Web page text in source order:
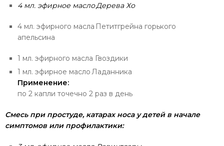
4 мл. эфирное масло Дерева Хо
4 мл. эфирного масла Петитгрейна горького
апельсина
1 мл. эфирного масла Гвоздики
1 мл. эфирное масло Ладанника
Применение:
по 2 капли точечно 2 раз в день
Смесь при простуде, катарах носа у детей в начале
симптомов или профилактики: